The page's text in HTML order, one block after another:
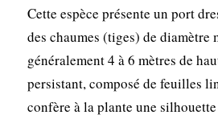
Cette espèce présente un port
des chaumes (tiges) de diamètre
généralement 4 à 6 mètres de
persistant, composé de feuilles
confère à la plante une